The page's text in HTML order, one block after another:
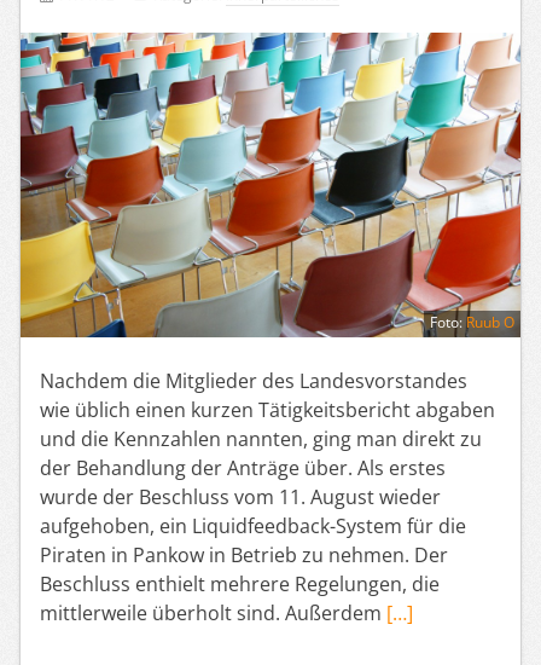
Foto:Ruub O
Nachdem die Mitglieder des Landesvorstandes
wie üblich einen kurzen Tätigkeitsbericht abgaben
und die Kennzahlen nannten, ging man direkt zu
der Behandlung der Anträge über. Als erstes
wurde der Beschluss vom 11. August wieder
aufgehoben, ein Liquidfeedback-System für die
Piraten in Pankow in Betrieb zu nehmen. Der
Beschluss enthielt mehrere Regelungen, die
mittlerweile überholt sind. Außerdem […]